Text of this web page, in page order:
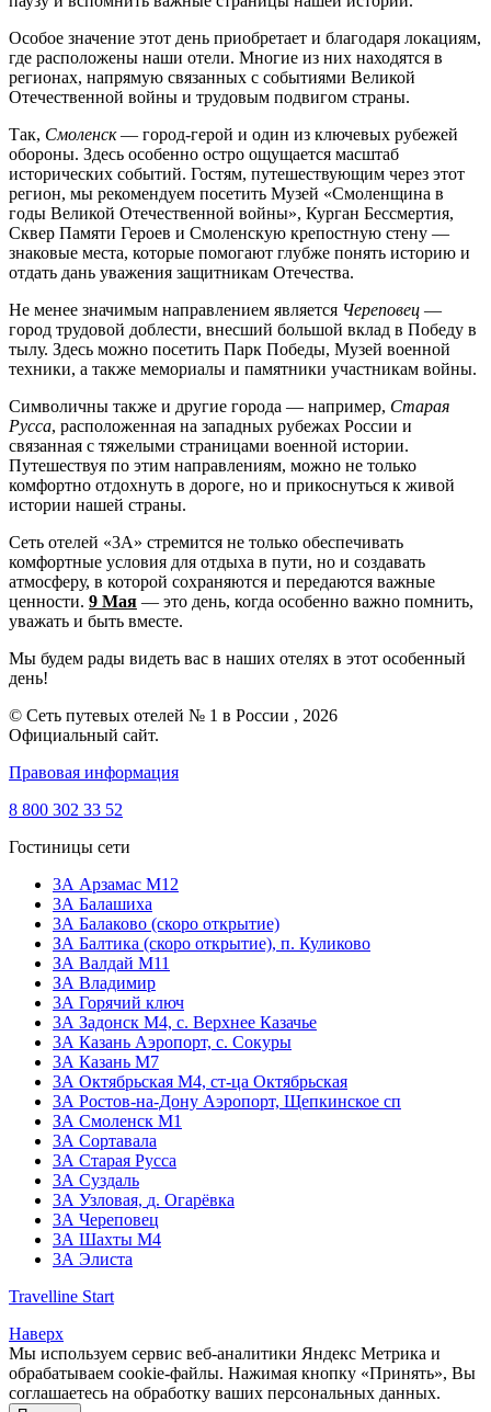
Особое значение этот день приобретает и благодаря локациям,
где расположены наши отели. Многие из них находятся в
регионах, напрямую связанных с событиями Великой
Отечественной войны и трудовым подвигом страны.
Так, Смоленск— город-герой и один из ключевых рубежей
обороны. Здесь особенно остро ощущается масштаб
исторических событий. Гостям, путешествующим через этот
регион, мы рекомендуем посетить Музей «Смоленщина в
годы Великой Отечественной войны», Курган Бессмертия,
Сквер Памяти Героев и Смоленскую крепостную стену —
знаковые места, которые помогают глубже понять историю и
отдать дань уважения защитникам Отечества.
Не менее значимым направлением является Череповец —
город трудовой доблести, внесший большой вклад в Победу в
тылу. Здесь можно посетить Парк Победы, Музей военной
техники, а также мемориалы и памятники участникам войны.
Символичны также и другие города — например, Старая
Русса, расположенная на западных рубежах России и
связанная с тяжелыми страницами военной истории.
Путешествуя по этим направлениям, можно не только
комфортно отдохнуть в дороге, но и прикоснуться к живой
истории нашей страны.
Сеть отелей «3А» стремится не только обеспечивать
комфортные условия для отдыха в пути, но и создавать
атмосферу, в которой сохраняются и передаются важные
ценности. 9 Мая — это день, когда особенно важно помнить,
уважать и быть вместе.
Мы будем рады видеть вас в наших отелях в этот особенный
день!
© Сеть путевых отелей № 1 в России , 2026
Официальный сайт.
Правовая информация
8 800 302 33 52
Гостиницы сети
3А Арзамас М12
3А Балашиха
3А Балаково (скоро открытие)
ЗА Балтика (скоро открытие), п. Куликово
ЗА Валдай M11
ЗА Владимир
3А Горячий ключ
3А Задонск М4, с. Верхнее Казачье
3А Казань Аэропорт, с. Сокуры
3А Казань М7
3А Октябрьская М4, ст-ца Октябрьская
3А Ростов-на-Дону Аэропорт, Щепкинское сп
ЗА Смоленск М1
3А Сортавала
3А Старая Русса
3А Суздаль
3А Узловая, д. Огарёвка
3А Череповец
3А Шахты М4
3А Элиста
Travelline Start
Наверх
Мы используем сервис веб-аналитики Яндекс Метрика и
обрабатываем cookie-файлы. Нажимая кнопку «Принять», Вы
соглашаетесь на обработку ваших персональных данных.